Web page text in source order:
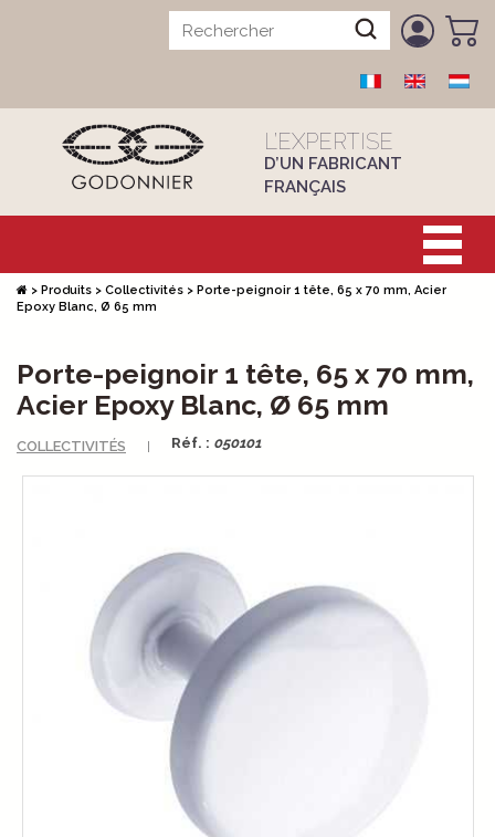
L’EXPERTISE
D’UN FABRICANT
FRANÇAIS
> Produits > Collectivités > Porte-peignoir 1 tête, 65 x 70 mm, Acier
Epoxy Blanc, Ø 65 mm
Porte-peignoir 1 tête, 65 x 70 mm,
Acier Epoxy Blanc, Ø 65 mm
COLLECTIVITÉS Réf. : 050101